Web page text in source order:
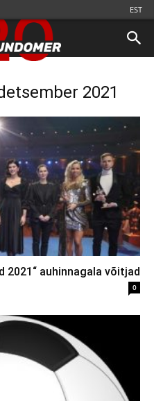
EST
2021
2021“ auhinnagala võitjad
0